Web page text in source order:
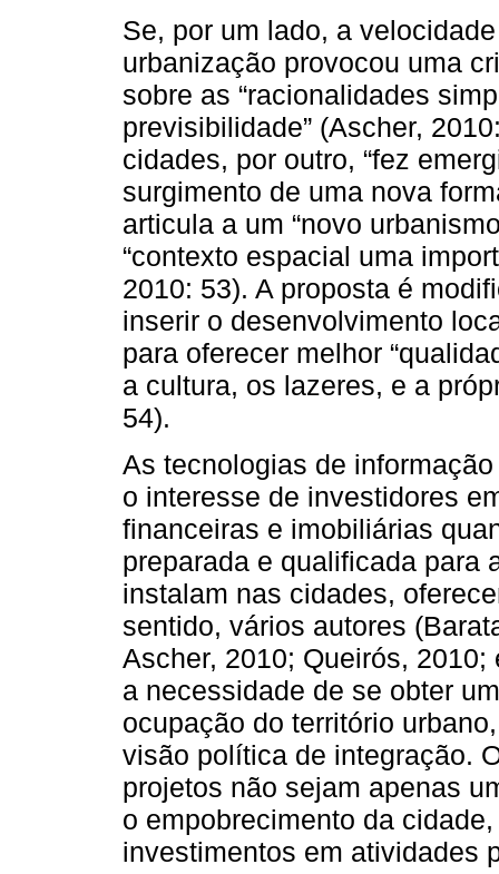
Se, por um lado, a
urbanização provocou uma
sobre as “racionalidades
previsibilidade” (Ascher,
cidades, por outro, “fez
surgimento de uma nova
articula a um “novo
“contexto espacial uma
2010: 53). A proposta é
inserir o desenvolvimento
para oferecer melhor
a cultura, os lazeres, e a
54).
As tecnologias de
o interesse de investidores
financeiras e imobiliárias
preparada e qualificada para
instalam nas cidades,
sentido, vários autores
Ascher, 2010; Queirós,
a necessidade de se obter
ocupação do território
visão política de integração.
projetos não sejam apenas
o empobrecimento da
investimentos em atividades